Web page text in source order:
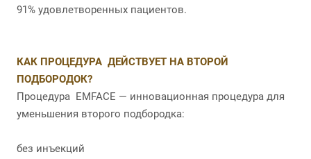
91% удовлетворенных пациентов.
КАК ПРОЦЕДУРА ДЕЙСТВУЕТ НА ВТОРОЙ
ПОДБОРОДОК?
Процедура EMFACE — инновационная процедура для
уменьшения второго подбородка:
без инъекций